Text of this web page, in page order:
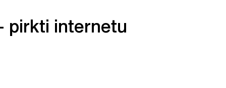
pirkti internetu